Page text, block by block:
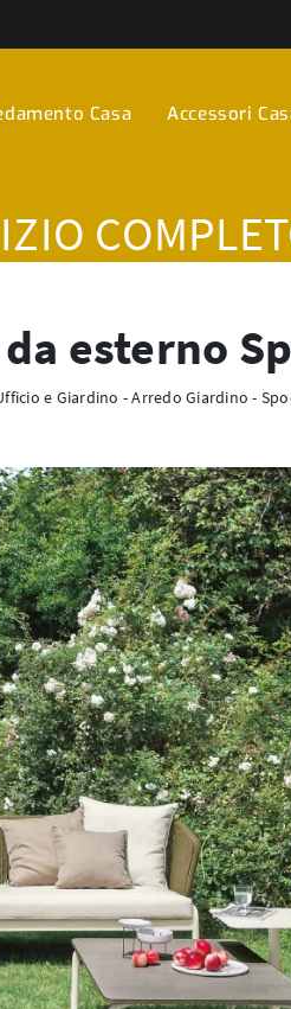
Casa Accessori
esterno
e Giardino -Arredo Giardino -